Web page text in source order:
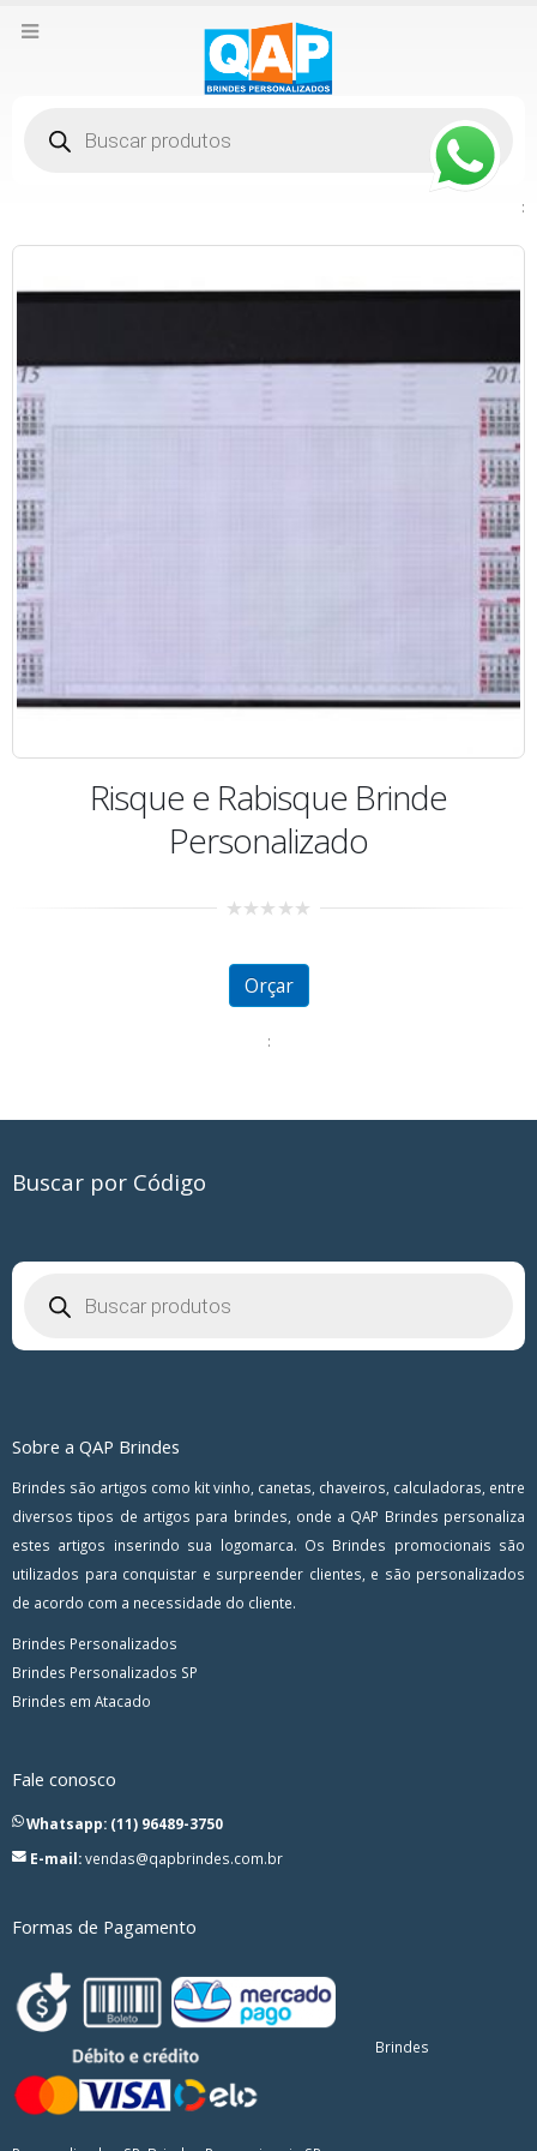
produtos
:
Risque e Rabisque Brinde
Personalizado
of
Orçar
:
Buscar por Código
produtos
Sobre a QAP Brindes
Brindes são artigos como kit vinho, canetas, chaveiros, calculadoras, entre
diversos tipos de artigos para brindes, onde a QAP Brindes personaliza
estes artigos inserindo sua logomarca. Os Brindes promocionais são
utilizados para conquistar e surpreender clientes, e são personalizados
de acordo com a necessidade do cliente.
Brindes Personalizados
Brindes Personalizados SP
Brindes em Atacado
Fale conosco
Whatsapp: (11) 96489-3750
E-mail:vendas@qapbrindes.com.br
Formas de Pagamento
Brindes